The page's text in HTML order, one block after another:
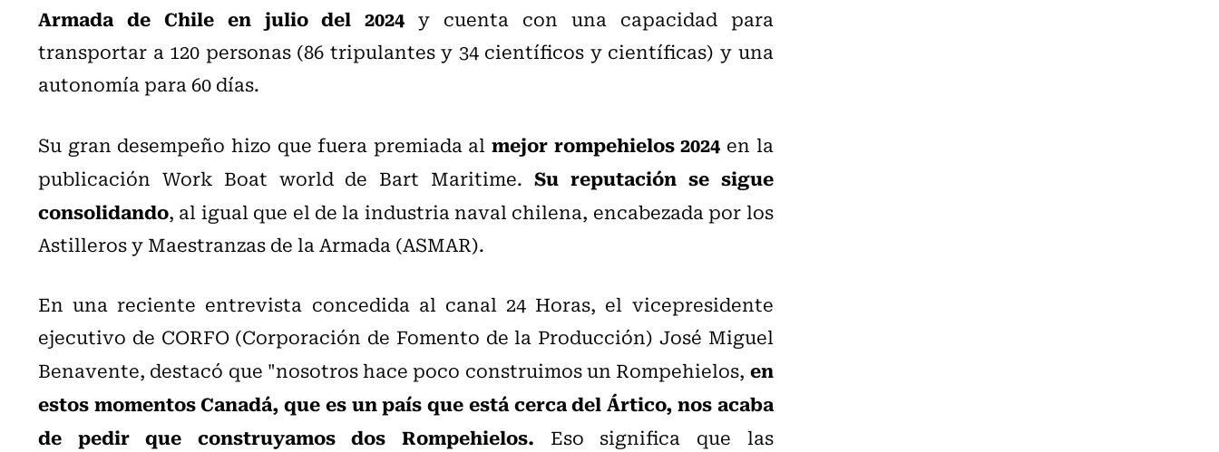
Armada de Chile en julio del 2024 y cuenta con una capacidad para
transportar a 120 personas (86 tripulantes y 34 científicos y científicas) y una
autonomía para 60 días.
Su gran desempeño hizo que fuera premiada al mejor rompehielos 2024 en la
publicación Work Boat world de Bart Maritime. Su reputación se sigue
consolidando, al igual que el de la industria naval chilena, encabezada por los
Astilleros y Maestranzas de la Armada (ASMAR).
En una reciente entrevista concedida al canal 24 Horas, el vicepresidente
ejecutivo de CORFO (Corporación de Fomento de la Producción) José Miguel
Benavente, destacó que "nosotros hace poco construimos un Rompehielos, en
estos momentos Canadá, que es un país que está cerca del Ártico, nos acaba
de pedir que construyamos dos Rompehielos. Eso significa que las